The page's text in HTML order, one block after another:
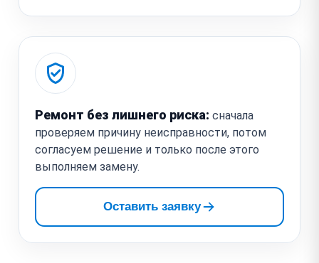
Ремонт без лишнего риска: сначала
проверяем причину неисправности, потом
согласуем решение и только после этого
выполняем замену.
Оставить заявку